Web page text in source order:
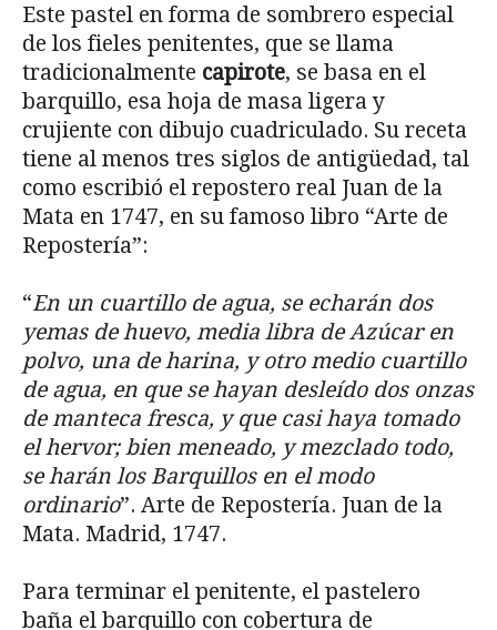
Este pastel en forma de sombrero especial
de los fieles penitentes, que se llama
tradicionalmente capirote, se basa en el
barquillo, esa hoja de masa ligera y
crujiente con dibujo cuadriculado. Su receta
tiene al menos tres siglos de antigüedad, tal
como escribió el repostero real Juan de la
Mata en 1747, en su famoso libro “Arte de
Repostería”:
“En un cuartillo de agua, se echarán dos
yemas de huevo, media libra de Azúcar en
polvo, una de harina, y otro medio cuartillo
de agua, en que se hayan desleído dos onzas
de manteca fresca, y que casi haya tomado
el hervor; bien meneado, y mezclado todo,
se harán los Barquillos en el modo
ordinario”. Arte de Repostería. Juan de la
Mata. Madrid, 1747.
Para terminar el penitente, el pastelero
baña el barquillo con cobertura de